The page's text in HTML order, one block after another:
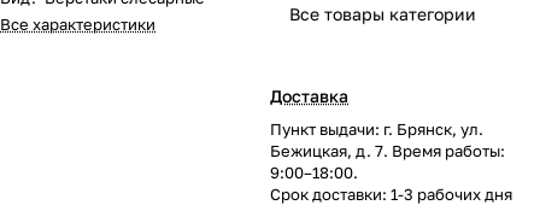
Все характеристики
Все товары категории
Доставка
Пункт выдачи: г. Брянск, ул.
Бежицкая, д. 7. Время работы:
9:00–18:00.
Срок доставки: 1-3 рабочих дня